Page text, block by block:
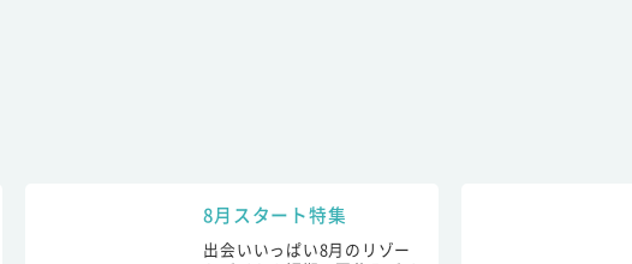
8月スタート特集
出会いいっぱい8月のリゾー